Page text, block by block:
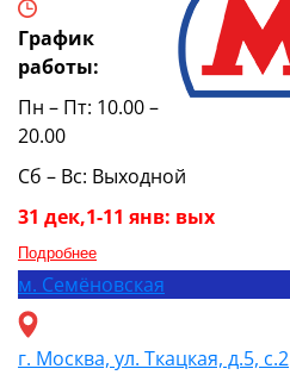
График
работы:
Пн – Пт: 10.00 –
20.00
Сб – Вс: Выходной
31 дек,1-11 янв: вых
Подробнее
м. Семёновская
г. Москва, ул. Ткацкая, д.5, с.2